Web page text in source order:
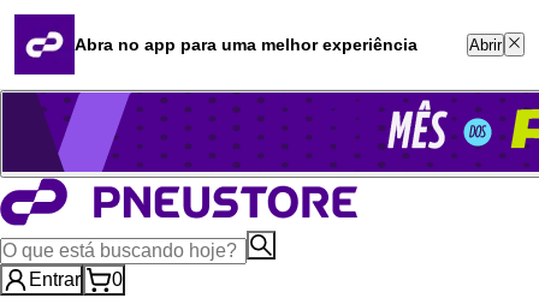
Quero revender
Blog
Whatsapp (16) 99764-8401
Televendas (47) 3046-2551
Entrar
0
Abra no app para uma melhor experiência Abrir